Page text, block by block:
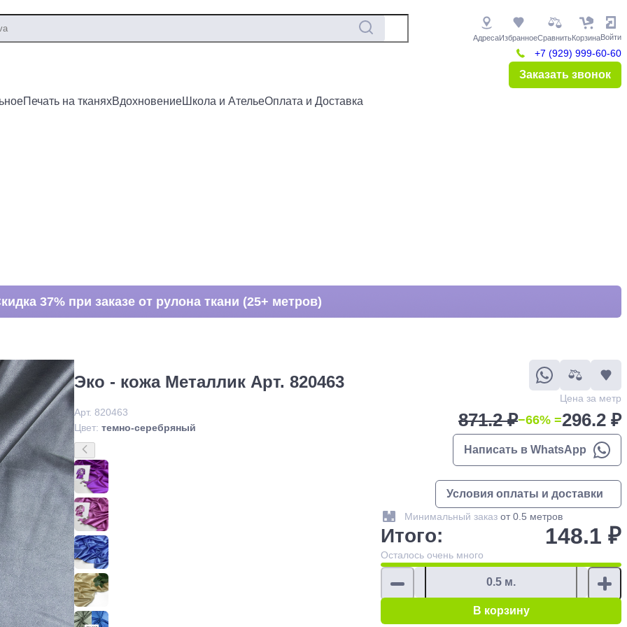
АдресаИзбранноеСравнитьКорзинаВойти
+7 (929) 999-60-60
Заказать звонок
Печать на тканяхВдохновениеШкола и АтельеОплата и Доставка
37% при заказе от рулона ткани (25+ метров)
Эко - кожа Металлик Арт. 820463
Арт. 820463
Цвет: темно-серебряный
Цена за метр
871.2 ₽−66% =296.2 ₽
Написать в WhatsApp
Условия оплаты и доставки
Минимальный заказот 0.5 метров
Итого: 148.1 ₽
Осталосьочень много
В корзину